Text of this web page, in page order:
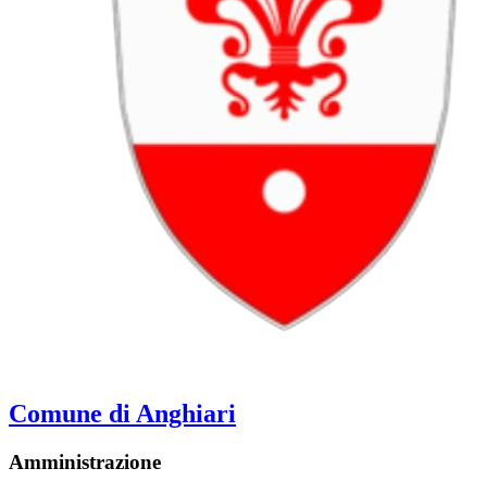
Comune di Anghiari
Amministrazione